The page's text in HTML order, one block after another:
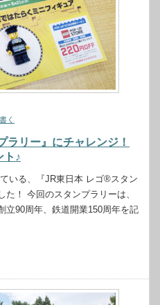
く
ラリー』にチャレンジ！
ト♪
いる、『JR東日本 レゴ®スタン
！ 今回のスタンプラリーは、
立90周年、鉄道開業150周年を記